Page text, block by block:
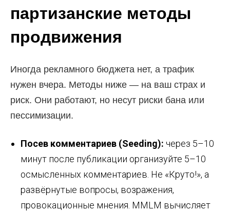
партизанские методы
продвижения
Иногда рекламного бюджета нет, а трафик
нужен вчера. Методы ниже — на ваш страх и
риск. Они работают, но несут риски бана или
пессимизации.
Посев комментариев (Seeding): через 5–10
минут после публикации организуйте 5–10
осмысленных комментариев. Не «Круто!», а
развёрнутые вопросы, возражения,
провокационные мнения. MMLM вычисляет